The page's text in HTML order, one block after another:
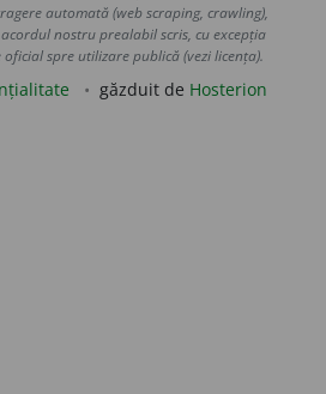
automată (web scraping, crawling),
nostru prealabil scris, cu excepția
spre utilizare publică (vezi licența).
găzduit de Hosterion